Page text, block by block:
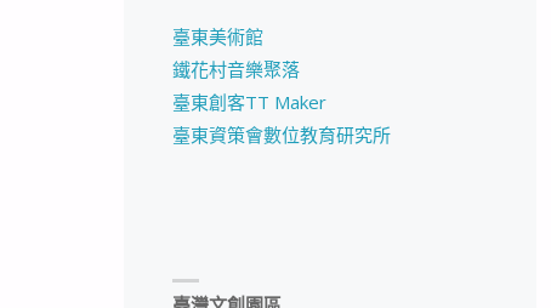
臺東美術館
鐵花村音樂聚落
臺東創客TT Maker
臺東資策會數位教育研究所